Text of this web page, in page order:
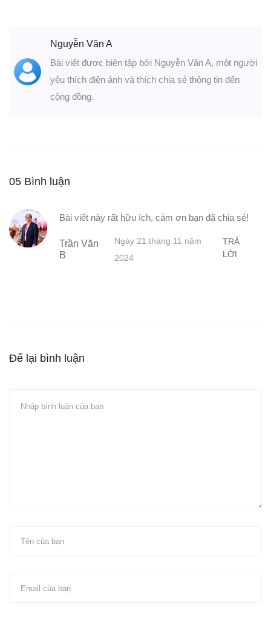
Nguyễn Văn A
Bài viết được biên tập bởi Nguyễn Văn A, một người
yêu thích điện ảnh và thích chia sẻ thông tin đến
cộng đồng.
05 Bình luận
Bài viết này rất hữu ích, cảm ơn bạn đã chia sẻ!
Trần Văn
B
Ngày 21 tháng 11 năm
2024
TRẢ
LỜI
Để lại bình luận